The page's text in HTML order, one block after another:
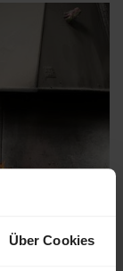
Über Cookies